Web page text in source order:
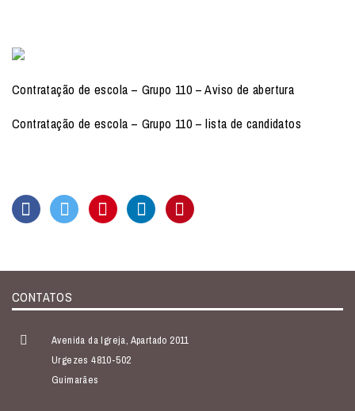
Contratação de escola – Grupo 110 – Aviso de abertura
Contratação de escola – Grupo 110 – lista de candidatos
CONTATOS
Avenida da Igreja, Apartado 2011
Urgezes 4810-502
Guimarães